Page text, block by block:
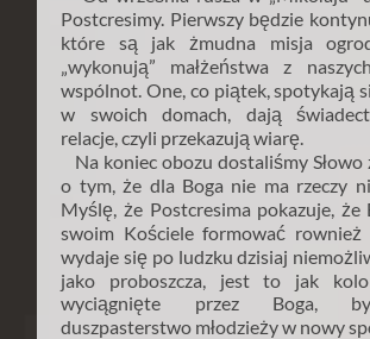
Postcresimy. Pierwszy będzie
które są jak żmudna misja
„wykonują” małżeństwa z
wspólnot. One, co piątek, spotykają
w swoich domach, dają
relacje, czyli przekazują wiarę.
Na koniec obozu dostaliśmy Słowo
o tym, że dla Boga nie ma rzeczy
Myślę, że Postcresima pokazuje, że
swoim Kościele formować rownież
wydaje się po ludzku dzisiaj
jako proboszcza, jest to jak
wyciągnięte przez Boga,
duszpasterstwo młodzieży w nowy